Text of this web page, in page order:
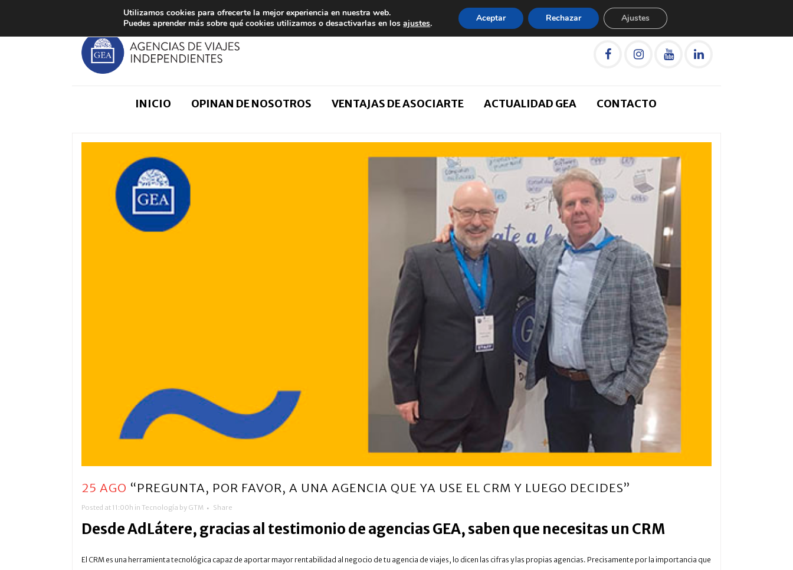
INICIO OPINAN DE NOSOTROS VENTAJAS DE ASOCIARTE ACTUALIDAD GEA CONTACTO
25 AGO “PREGUNTA, POR FAVOR, A UNA AGENCIA QUE YA USE EL CRM Y LUEGO DECIDES”
Posted at 11:00h in Tecnología by GTM Share
Desde AdLátere, gracias al testimonio de agencias GEA, saben que necesitas un CRM
El CRM es una herramienta tecnológica capaz de aportar mayor rentabilidad al negocio de tu agencia de viajes, lo dicen las cifras y las propias agencias. Precisamente por la importancia que
Utilizamos cookies para ofrecerte la mejor experiencia en nuestra web.
Puedes aprender más sobre qué cookies utilizamos o desactivarlas en losajustes. Aceptar Rechazar Ajustes